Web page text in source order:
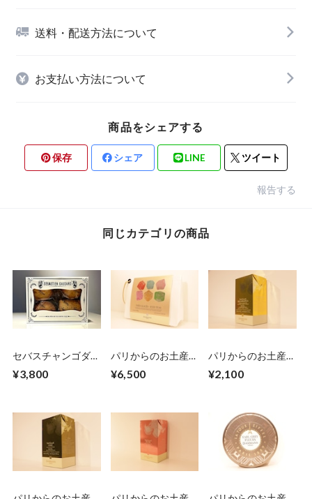
送料・配送方法について
お支払い方法について
商品をシェアする
保存 シェア LINE ツイート
報告する
同じカテゴリの商品
セバスチャンゴダー
わせ（小）
¥3,800
パリからのお土産
Frères アイスティー
¥6,500
パリからのお土産
Frères アイスティー
¥2,100